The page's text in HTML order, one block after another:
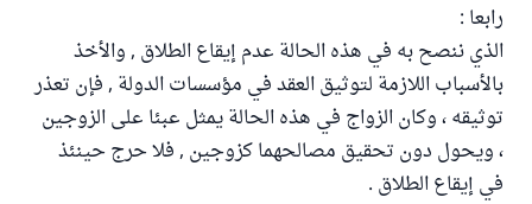
رابعا :
الذي ننصح به في هذه الحالة عدم إيقاع الطلاق , والأخذ
بالأسباب اللازمة لتوثيق العقد في مؤسسات الدولة , فإن تعذر
توثيقه ، وكان الزواج في هذه الحالة يمثل عبئا على الزوجين
، ويحول دون تحقيق مصالحهما كزوجين , فلا حرج حينئذ
في إيقاع الطلاق .